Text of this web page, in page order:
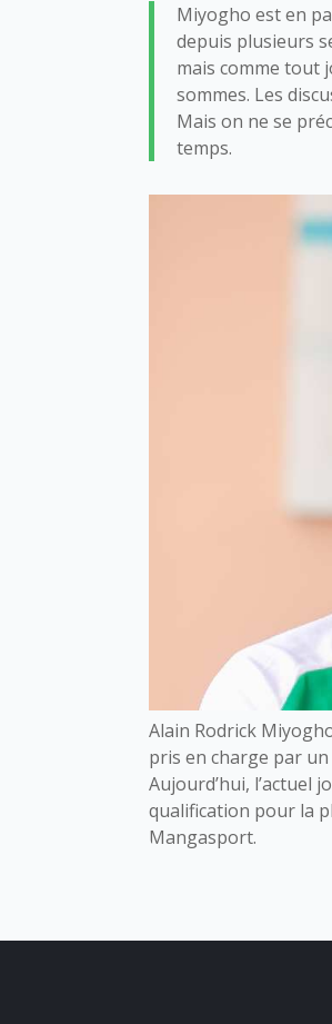
Miyogho est en
depuis plusieurs
mais comme tout
sommes. Les
Mais on ne se
temps.
Alain Rodrick
pris en charge par
Aujourd’hui, l’actuel
qualification pour la
Mangasport.